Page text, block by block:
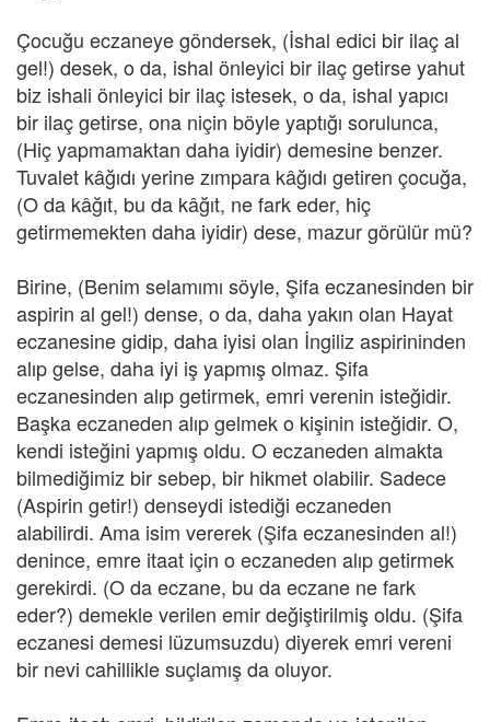
Çocuğu eczaneye göndersek, (İshal edici bir ilaç al
gel!) desek, o da, ishal önleyici bir ilaç getirse yahut
biz ishali önleyici bir ilaç istesek, o da, ishal yapıcı
bir ilaç getirse, ona niçin böyle yaptığı sorulunca,
(Hiç yapmamaktan daha iyidir) demesine benzer.
Tuvalet kâğıdı yerine zımpara kâğıdı getiren çocuğa,
(O da kâğıt, bu da kâğıt, ne fark eder, hiç
getirmemekten daha iyidir) dese, mazur görülür mü?
Birine, (Benim selamımı söyle, Şifa eczanesinden bir
aspirin al gel!) dense, o da, daha yakın olan Hayat
eczanesine gidip, daha iyisi olan İngiliz aspirininden
alıp gelse, daha iyi iş yapmış olmaz. Şifa
eczanesinden alıp getirmek, emri verenin isteğidir.
Başka eczaneden alıp gelmek o kişinin isteğidir. O,
kendi isteğini yapmış oldu. O eczaneden almakta
bilmediğimiz bir sebep, bir hikmet olabilir. Sadece
(Aspirin getir!) denseydi istediği eczaneden
alabilirdi. Ama isim vererek (Şifa eczanesinden al!)
denince, emre itaat için o eczaneden alıp getirmek
gerekirdi. (O da eczane, bu da eczane ne fark
eder?) demekle verilen emir değiştirilmiş oldu. (Şifa
eczanesi demesi lüzumsuzdu) diyerek emri vereni
bir nevi cahillikle suçlamış da oluyor.